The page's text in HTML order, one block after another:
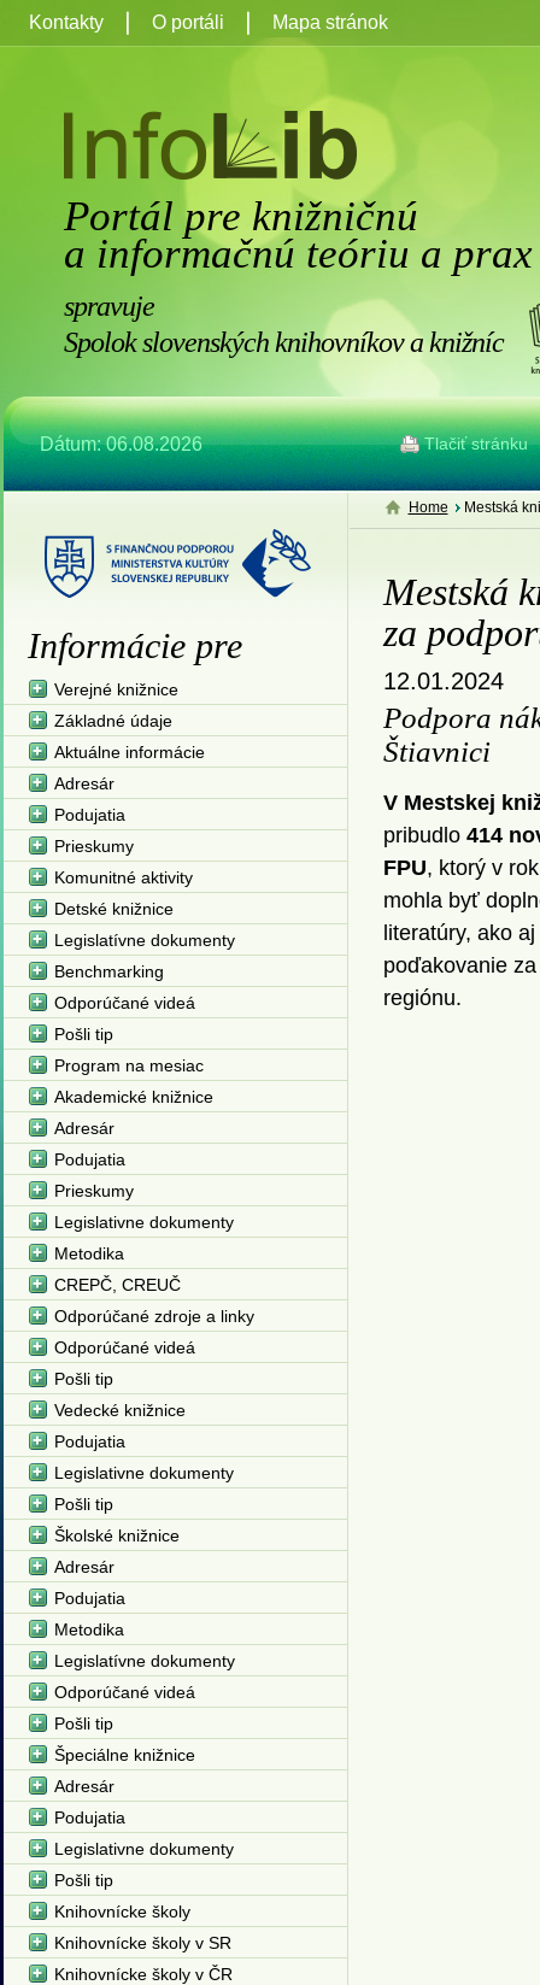
Portál pre knižničnú
a informačnú teóriu a prax
spravuje
Spolok slovenských knihovníkov a knižníc
Dátum: 06.08.2026 Tlačiť stránku
Kontakty O portáli Mapa stránok
Home Mestská
Mestská
za
12.01.2024
Podpora
Štiavnici
V Mestskej
pribudlo414
FPU, ktorý v
mohla byť
literatúry, ako
poďakovanie
regiónu.
Informácie pre
Verejné knižnice
Základné údaje
Aktuálne informácie
Adresár
Podujatia
Prieskumy
Komunitné aktivity
Detské knižnice
Legislatívne dokumenty
Benchmarking
Odporúčané videá
Pošli tip
Program na mesiac
Akademické knižnice
Adresár
Podujatia
Prieskumy
Legislativne dokumenty
Metodika
CREPČ, CREUČ
Odporúčané zdroje a linky
Odporúčané videá
Pošli tip
Vedecké knižnice
Podujatia
Legislativne dokumenty
Pošli tip
Školské knižnice
Adresár
Podujatia
Metodika
Legislatívne dokumenty
Odporúčané videá
Pošli tip
Špeciálne knižnice
Adresár
Podujatia
Legislativne dokumenty
Pošli tip
Knihovnícke školy
Knihovnícke školy v SR
Knihovnícke školy v ČR